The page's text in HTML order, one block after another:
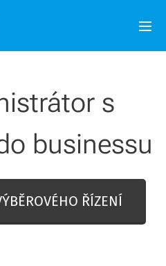
s
businessu
ŘÍZENÍ